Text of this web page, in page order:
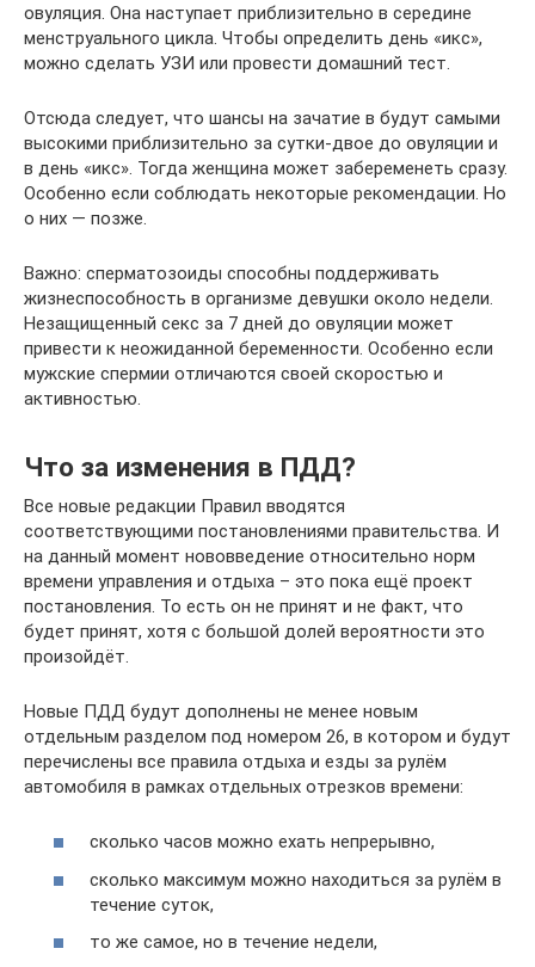
овуляция. Она наступает приблизительно в середине
менструального цикла. Чтобы определить день «икс»,
можно сделать УЗИ или провести домашний тест.
Отсюда следует, что шансы на зачатие в будут самыми
высокими приблизительно за сутки-двое до овуляции и
в день «икс». Тогда женщина может забеременеть сразу.
Особенно если соблюдать некоторые рекомендации. Но
о них — позже.
Важно: сперматозоиды способны поддерживать
жизнеспособность в организме девушки около недели.
Незащищенный секс за 7 дней до овуляции может
привести к неожиданной беременности. Особенно если
мужские спермии отличаются своей скоростью и
активностью.
Что за изменения в ПДД?
Все новые редакции Правил вводятся
соответствующими постановлениями правительства. И
на данный момент нововведение относительно норм
времени управления и отдыха – это пока ещё проект
постановления. То есть он не принят и не факт, что
будет принят, хотя с большой долей вероятности это
произойдёт.
Новые ПДД будут дополнены не менее новым
отдельным разделом под номером 26, в котором и будут
перечислены все правила отдыха и езды за рулём
автомобиля в рамках отдельных отрезков времени:
сколько часов можно ехать непрерывно,
сколько максимум можно находиться за рулём в
течение суток,
то же самое, но в течение недели,